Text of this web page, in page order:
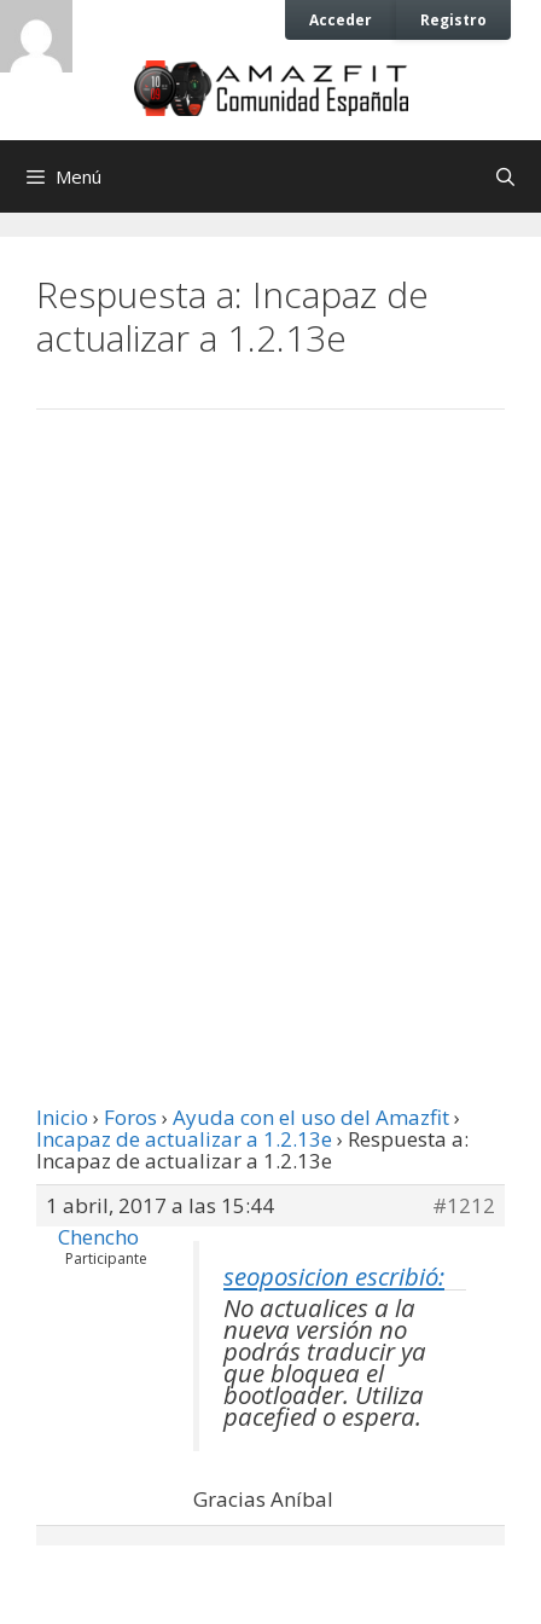
Saltar
contenido
Acceder Registro
Saltar
contenido
Menú
Respuesta a: Incapaz de
actualizar a 1.2.13e
Inicio › Foros › Ayuda con el uso del Amazfit›
Incapaz de actualizar a 1.2.13e› Respuesta a:
Incapaz de actualizar a 1.2.13e
1 abril, 2017 a las 15:44
#1212
Chencho
Participante
seoposicion escribió:
No actualices a la
nueva versión no
podrás traducir ya
que bloquea el
bootloader. Utiliza
pacefied o espera.
Gracias Aníbal